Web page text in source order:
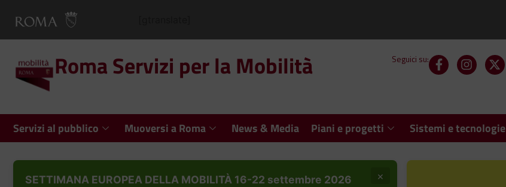
Roma Servizi per la Mobilità Seguici su:
Servizi al pubblico Muoversi a Roma News & Media Piani e progetti Sistemi e tecnologie
SETTIMANA EUROPEA DELLA MOBILITÀ 16-22 settembre 2026
×